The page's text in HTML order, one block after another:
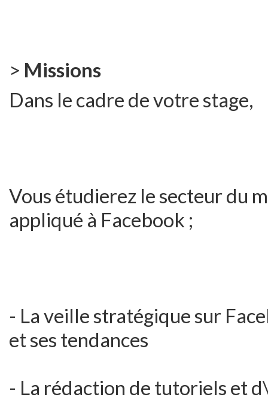
> Missions
Dans le cadre de votre stage,
Vous étudierez le secteur du
appliqué à Facebook ;
- La veille stratégique sur
et ses tendances
- La rédaction de tutoriels et